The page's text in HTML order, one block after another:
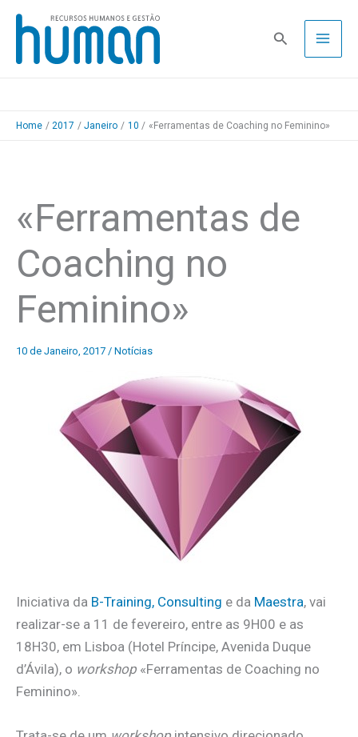
Skip
content
Pesquisa
Home 2017 Janeiro 10 «Ferramentas de Coaching no Feminino»
«Ferramentas de
Coaching no
Feminino»
10 de Janeiro, 2017 / Notícias
Iniciativa da B-Training, Consulting e da Maestra, vai
realizar-se a 11 de fevereiro, entre as 9H00 e as
18H30, em Lisboa (Hotel Príncipe, Avenida Duque
d’Ávila), o workshop «Ferramentas de Coaching no
Feminino».